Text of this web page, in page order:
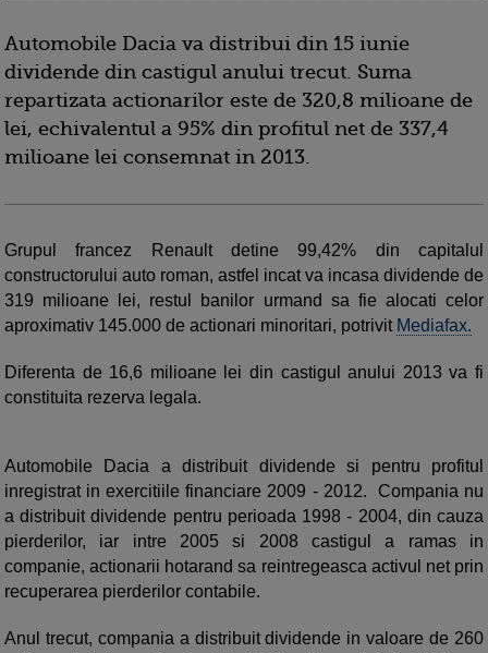
Automobile Dacia va distribui din 15 iunie
dividende din castigul anului trecut. Suma
repartizata actionarilor este de 320,8 milioane de
lei, echivalentul a 95% din profitul net de 337,4
milioane lei consemnat in 2013.
Grupul francez Renault detine 99,42% din capitalul
constructorului auto roman, astfel incat va incasa dividende de
319 milioane lei, restul banilor urmand sa fie alocati celor
aproximativ 145.000 de actionari minoritari, potrivit Mediafax.
Diferenta de 16,6 milioane lei din castigul anului 2013 va fi
constituita rezerva legala.
Automobile Dacia a distribuit dividende si pentru profitul
inregistrat in exercitiile financiare 2009 - 2012. Compania nu
a distribuit dividende pentru perioada 1998 - 2004, din cauza
pierderilor, iar intre 2005 si 2008 castigul a ramas in
companie, actionarii hotarand sa reintregeasca activul net prin
recuperarea pierderilor contabile.
Anul trecut, compania a distribuit dividende in valoare de 260